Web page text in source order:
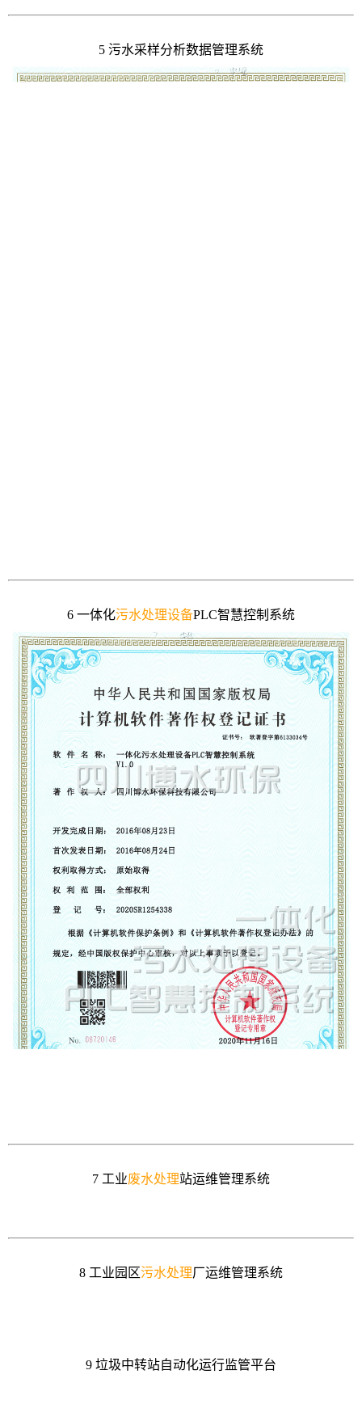
5 污水采样分析数据管理系统
6 一体化污水处理设备PLC智慧控制系统
7 工业废水处理站运维管理系统
8 工业园区污水处理厂运维管理系统
9 垃圾中转站自动化运行监管平台